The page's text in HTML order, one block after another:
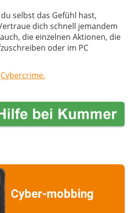
selbst das Gefühl hast,
dich schnell jemandem
die einzelnen Aktionen, die
oder im PC
Cybercrime.
Cyber-mobbing